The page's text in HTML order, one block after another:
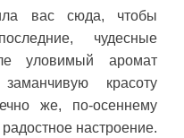
вас сюда, чтобы
чудесные
уловимый аромат
красоту
же, по-осеннему
настроение.